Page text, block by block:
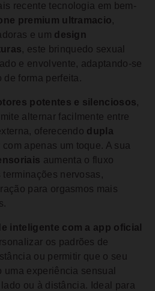
recente tecnologia em bem-
premium ultramacio,
e um design
, este brinquedo sexual
e envolvente, adaptando-se
de forma perfeita.
potentes e silenciosos,
alternar facilmente entre
oferecendo dupla
com apenas um toque. A sua
aumenta o fluxo
nervosas,
para orgasmos mais
inteligente com a app oficial
os padrões de
ou permitir que o seu
experiência sensual
ou à distância. Ideal para